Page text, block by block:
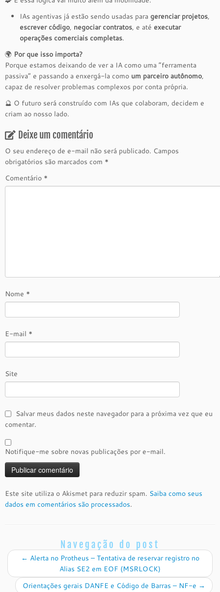
IAs agentivas já estão sendo usadas para gerenciar projetos,
escrever código, negociar contratos, e até executar
operações comerciais completas.
🌍 Por que isso importa?
Porque estamos deixando de ver a IA como uma “ferramenta
passiva” e passando a enxergá-la como um parceiro autônomo,
capaz de resolver problemas complexos por conta própria.
🔮 O futuro será construído com IAs que colaboram, decidem e
criam ao nosso lado.
Deixe um comentário
O seu endereço de e-mail não será publicado. Campos
obrigatórios são marcados com *
Comentário *
Nome *
E-mail *
Site
Salvar meus dados neste navegador para a próxima vez que eu
comentar.
Notifique-me sobre novas publicações por e-mail.
Este site utiliza o Akismet para reduzir spam. Saiba como seus
dados em comentários são processados.
Navegação do post
← Alerta no Protheus – Tentativa de reservar registro no
Alias SE2 em EOF (MSRLOCK)
Orientações gerais DANFE e Código de Barras – NF-e →